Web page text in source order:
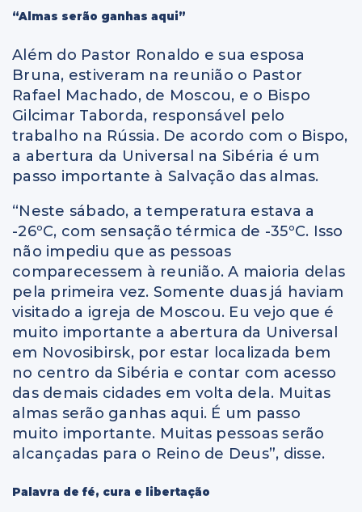
“Almas serão ganhas aqui”
Além do Pastor Ronaldo e sua esposa
Bruna, estiveram na reunião o Pastor
Rafael Machado, de Moscou, e o Bispo
Gilcimar Taborda, responsável pelo
trabalho na Rússia. De acordo com o Bispo,
a abertura da Universal na Sibéria é um
passo importante à Salvação das almas.
“Neste sábado, a temperatura estava a
-26ºC, com sensação térmica de -35ºC. Isso
não impediu que as pessoas
comparecessem à reunião. A maioria delas
pela primeira vez. Somente duas já haviam
visitado a igreja de Moscou. Eu vejo que é
muito importante a abertura da Universal
em Novosibirsk, por estar localizada bem
no centro da Sibéria e contar com acesso
das demais cidades em volta dela. Muitas
almas serão ganhas aqui. É um passo
muito importante. Muitas pessoas serão
alcançadas para o Reino de Deus”, disse.
Palavra de fé, cura e libertação